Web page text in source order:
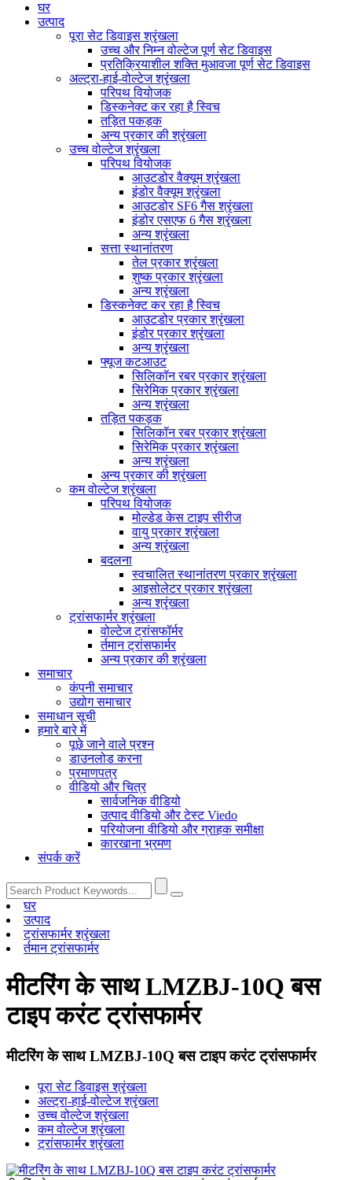
घर
उत्पाद
पूरा सेट डिवाइस श्रृंखला
उच्च और निम्न वोल्टेज पूर्ण सेट डिवाइस
प्रतिक्रियाशील शक्ति मुआवजा पूर्ण सेट डिवाइस
अल्ट्रा-हाई-वोल्टेज श्रृंखला
परिपथ वियोजक
डिस्कनेक्ट कर रहा है स्विच
तड़ित पकड़क
अन्य प्रकार की श्रृंखला
उच्च वोल्टेज श्रृंखला
परिपथ वियोजक
आउटडोर वैक्यूम श्रृंखला
इंडोर वैक्यूम श्रृंखला
आउटडोर SF6 गैस श्रृंखला
इंडोर एसएफ 6 गैस श्रृंखला
अन्य श्रृंखला
सत्ता स्थानांतरण
तेल प्रकार श्रृंखला
शुष्क प्रकार श्रृंखला
अन्य श्रृंखला
डिस्कनेक्ट कर रहा है स्विच
आउटडोर प्रकार श्रृंखला
इंडोर प्रकार श्रृंखला
अन्य श्रृंखला
फ्यूज कटआउट
सिलिकॉन रबर प्रकार श्रृंखला
सिरेमिक प्रकार श्रृंखला
अन्य श्रृंखला
तड़ित पकड़क
सिलिकॉन रबर प्रकार श्रृंखला
सिरेमिक प्रकार श्रृंखला
अन्य श्रृंखला
अन्य प्रकार की श्रृंखला
कम वोल्टेज श्रृंखला
परिपथ वियोजक
मोल्डेड केस टाइप सीरीज
वायु प्रकार श्रृंखला
अन्य श्रृंखला
बदलना
स्वचालित स्थानांतरण प्रकार श्रृंखला
आइसोलेटर प्रकार श्रृंखला
अन्य श्रृंखला
ट्रांसफार्मर श्रृंखला
वोल्टेज ट्रांसफॉर्मर
र्तमान ट्रांसफार्मर
अन्य प्रकार की श्रृंखला
समाचार
कंपनी समाचार
उद्योग समाचार
समाधान सूची
हमारे बारे में
पूछे जाने वाले प्रश्न
डाउनलोड करना
प्रमाणपत्र
वीडियो और चित्र
सार्वजनिक वीडियो
उत्पाद वीडियो और टेस्ट Viedo
परियोजना वीडियो और ग्राहक समीक्षा
कारखाना भ्रमण
संपर्क करें
घर
उत्पाद
ट्रांसफार्मर श्रृंखला
र्तमान ट्रांसफार्मर
मीटरिंग के साथ LMZBJ-10Q बस
टाइप करंट ट्रांसफार्मर
मीटरिंग के साथ LMZBJ-10Q बस टाइप करंट ट्रांसफार्मर
पूरा सेट डिवाइस श्रृंखला
अल्ट्रा-हाई-वोल्टेज श्रृंखला
उच्च वोल्टेज श्रृंखला
कम वोल्टेज श्रृंखला
ट्रांसफार्मर श्रृंखला